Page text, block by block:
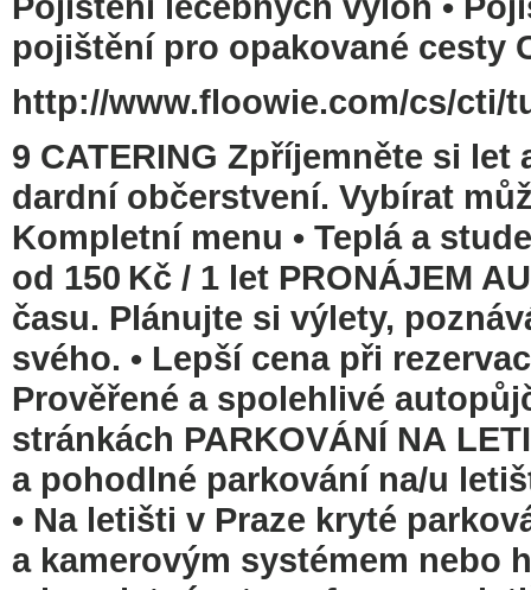
pojištění pro opakované cesty
http://www.floowie.com/cs/cti/
9 CATERING Zpříjemněte si
dardní občerstvení. Vybírat
Kompletní menu • Teplá a
od 150 Kč / 1 let PRONÁJEM
času. Plánujte si výlety,
svého. • Lepší cena při
Prověřené a spolehlivé
stránkách PARKOVÁNÍ NA
a pohodlné parkování na/u
• Na letišti v Praze kryté
a kamerovým systémem nebo